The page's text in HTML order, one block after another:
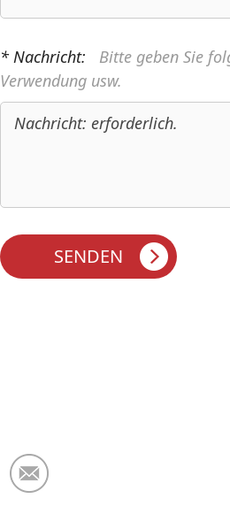
* Nachricht:
Bitte geben Sie
Verwendung usw.